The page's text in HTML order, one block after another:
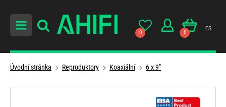
0 0
cs
Úvodní stránka Reproduktory Koaxiální 6 x 9"